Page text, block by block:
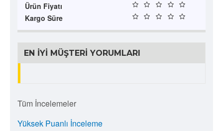
Ürün Fiyatı
Kargo Süre
EN İYI MÜŞTERI YORUMLARI
Tüm İncelemeler
Yüksek Puanlı İnceleme